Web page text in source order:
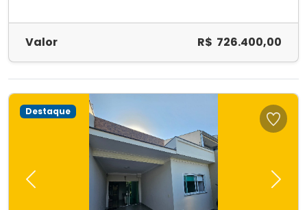
Valor R$ 726.400,00
Previous Next
Destaque